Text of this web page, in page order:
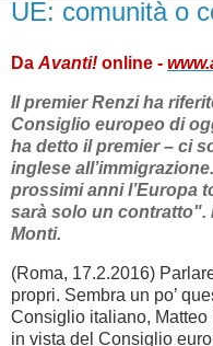
UE: comunità o
DaAvanti! online -
Il premier Renzi ha
Consiglio europeo di
ha detto il premier – ci
inglese
prossimi anni l’Europa
sarà solo un contratto".
Monti.
(Roma, 17.2.2016)
propri. Sembra un po’
Consiglio italiano,
in vista del Consiglio